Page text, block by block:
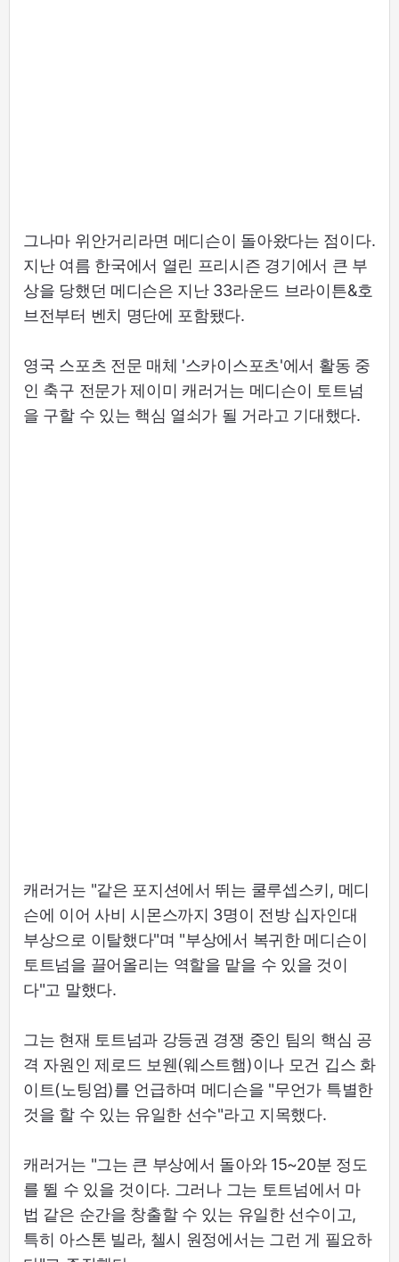
그나마 위안거리라면 메디슨이 돌아왔다는 점이다.
지난 여름 한국에서 열린 프리시즌 경기에서 큰 부
상을 당했던 메디슨은 지난 33라운드 브라이튼&호
브전부터 벤치 명단에 포함됐다.
영국 스포츠 전문 매체 '스카이스포츠'에서 활동 중
인 축구 전문가 제이미 캐러거는 메디슨이 토트넘
을 구할 수 있는 핵심 열쇠가 될 거라고 기대했다.
캐러거는 "같은 포지션에서 뛰는 쿨루셉스키, 메디
슨에 이어 사비 시몬스까지 3명이 전방 십자인대
부상으로 이탈했다"며 "부상에서 복귀한 메디슨이
토트넘을 끌어올리는 역할을 맡을 수 있을 것이
다"고 말했다.
그는 현재 토트넘과 강등권 경쟁 중인 팀의 핵심 공
격 자원인 제로드 보웬(웨스트햄)이나 모건 깁스 화
이트(노팅엄)를 언급하며 메디슨을 "무언가 특별한
것을 할 수 있는 유일한 선수"라고 지목했다.
캐러거는 "그는 큰 부상에서 돌아와 15~20분 정도
를 뛸 수 있을 것이다. 그러나 그는 토트넘에서 마
법 같은 순간을 창출할 수 있는 유일한 선수이고,
특히 아스톤 빌라, 첼시 원정에서는 그런 게 필요하